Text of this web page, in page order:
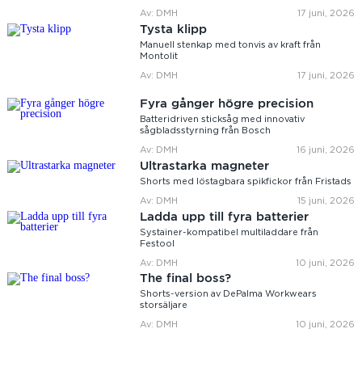
Av: DMH 17 juni, 2026
Tysta klipp
Manuell stenkap med tonvis av kraft från
Montolit
Av: DMH 17 juni, 2026
Fyra gånger högre precision
Batteridriven sticksåg med innovativ
sågbladsstyrning från Bosch
Av: DMH 16 juni, 2026
Ultrastarka magneter
Shorts med löstagbara spikfickor från Fristads
Av: DMH 15 juni, 2026
Ladda upp till fyra batterier
Systainer-kompatibel multiladdare från
Festool
Av: DMH 10 juni, 2026
The final boss?
Shorts-version av DePalma Workwears
storsäljare
Av: DMH 10 juni, 2026